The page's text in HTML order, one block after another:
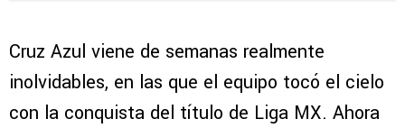
Cruz Azul viene de semanas realmente
inolvidables, en las que el equipo tocó el cielo
con la conquista del título de Liga MX. Ahora